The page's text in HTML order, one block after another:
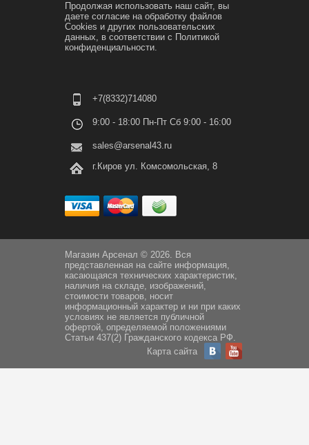
Продолжая использовать наш сайт, вы
даете согласие на обработку файлов
Cookies и других пользовательских
данных, в соответствии с Политикой
конфиденциальности.
+7(8332)714080
9:00 - 18:00 Пн-Пт Сб 9:00 - 16:00
sales@arsenal43.ru
г.Киров ул. Комсомольская, 8
Магазин Арсенал © 2026. Вся
представленная на сайте информация,
касающаяся технических характеристик,
наличия на складе, изображений,
стоимости товаров, носит
информационный характер и ни при каких
условиях не является публичной
офертой, определяемой положениями
Статьи 437(2) Гражданского кодекса РФ.
Карта сайта